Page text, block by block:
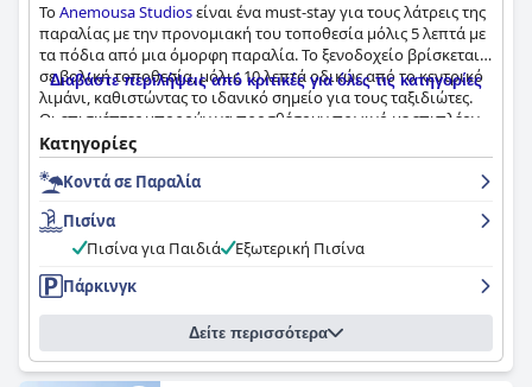
ΤοAnemousa Studiosείναι ένα must-stay για τους λάτρεις της
παραλίας με την προνομιακή του τοποθεσία μόλις 5 λεπτά με
τα πόδια από μια όμορφη παραλία. Το ξενοδοχείο βρίσκεται
σε βολική τοποθεσία, μόλις 10 λεπτά οδικώς από το κεντρικό
λιμάνι, καθιστώντας το ιδανικό σημείο για τους ταξιδιώτες.
Οι επισκέπτες μπορούν να προσθέσουν πρωινό με επιπλέον
χρέωση και να απολαύσουν ένα νόστιμο γεύμα δίπλα στην
πισίνα, ενώ απολαμβάνουν το εκπληκτικό περιβάλλον. Οι
οικογένειες θα εκτιμήσουν τα ευρύχωρα και καθαρά δωμάτια
που είναι εξοπλισμένα με συσκευές κουζίνας και μεγάλες
ντουλάπες. Το προσωπικό είναι φιλικό, εξυπηρετικό και
επαινείται ιδιαίτερα για την αφοσίωσή του στην
ξεχωρίζει και περιγράφεται ως εκπληκτική και πεντακάθαρη,
με άφθονες ξαπλώστρες και παιδική πισίνα και παιδική χαρά.
Anemousa Studiosαποδείχθηκε κορυφαία
επιλογή για οικογένειες που αναζητούν ένα χαλαρωτικό
καταφύγιο με φανταστική πισίνα και κοντινή παραλία.
Διαβάστε περιλήψεις από κριτικές για όλες τις κατηγορίες
Κατηγορίες
Κοντά σε Παραλία
Πισίνα
Πισίνα για Παιδιά
Εξωτερική Πισίνα
Πάρκινγκ
Δείτε περισσότερα